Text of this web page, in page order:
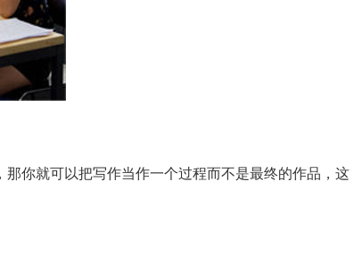
你就可以把写作当作一个过程而不是最终的作品，这